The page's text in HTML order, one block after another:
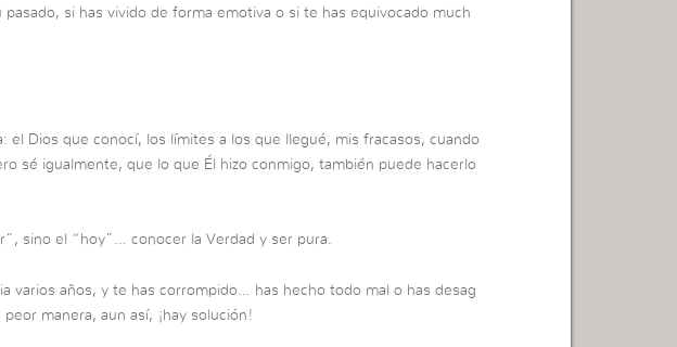
pasado, si has vivido de forma emotiva o si te has equivocado much
el Dios que conocí, los límites a los que llegué, mis fracasos, cuando
sé igualmente, que lo que Él hizo conmigo, también puede hacerlo
sino el “hoy”… conocer la Verdad y ser pura.
varios años, y te has corrompido… has hecho todo mal o has desag
peor manera, aun así, ¡hay solución!